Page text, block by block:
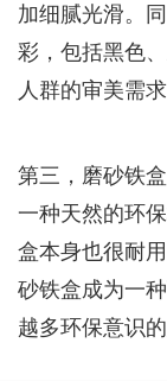
加细腻光滑。
彩，包括黑色
人群的审美需求
第三，磨砂铁
一种天然的环
盒本身也很耐
砂铁盒成为一
越多环保意识